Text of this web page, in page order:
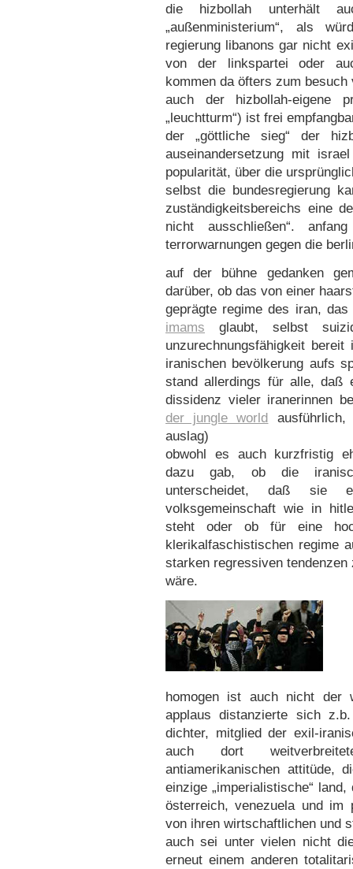
die hizbollah unterhält
„außenministerium“, als
regierung libanons gar nicht
von der linkspartei oder
kommen da öfters zum besuch
auch der hizbollah-eigene
„leuchtturm“) ist frei
der „göttliche sieg“ der
auseinandersetzung mit
popularität, über die
selbst die bundesregierung
zuständigkeitsbereichs eine
nicht ausschließen“.
terrorwarnungen gegen die
auf der bühne gedanken
darüber, ob das von einer
geprägte regime des iran,
imams glaubt, selbst
unzurechnungsfähigkeit
iranischen bevölkerung aufs
stand allerdings für alle, daß
dissidenz vieler iranerinnen
der jungle world
auslag)
obwohl es auch kurzfristig
dazu gab, ob die
unterscheidet, daß sie
volksgemeinschaft wie in
steht oder ob für eine
klerikalfaschistischen regime
starken regressiven
wäre.
homogen ist auch nicht der
applaus distanzierte sich
dichter, mitglied der exil-
auch dort
antiamerikanischen attitüde,
einzige „imperialistische“
österreich, venezuela und im
von ihren wirtschaftlichen und
auch sei unter vielen nicht
erneut einem anderen